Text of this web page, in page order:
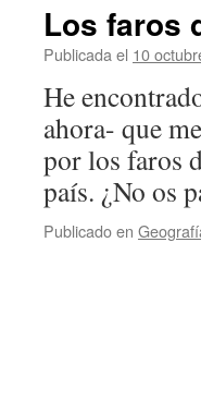
Los faros
Publicada el 10
He
ahora- que
por los faros
país. ¿No os
Publicado en